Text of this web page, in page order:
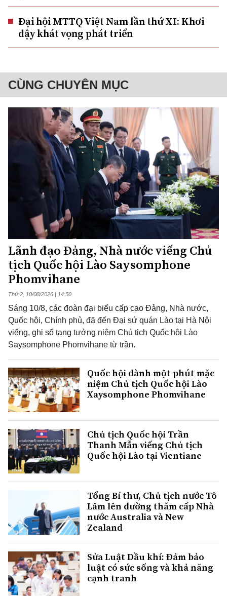
Đại hội MTTQ Việt Nam lần thứ XI: Khơi
dậy khát vọng phát triển
CÙNG CHUYÊN MỤC
Lãnh đạo Đảng, Nhà nước viếng Chủ
tịch Quốc hội Lào Saysomphone
Phomvihane
Thứ 2, 10/08/2026 | 14:50
Sáng 10/8, các đoàn đại biểu cấp cao Đảng, Nhà nước,
Quốc hội, Chính phủ, đã đến Đại sứ quán Lào tại Hà Nội
viếng, ghi sổ tang tưởng niệm Chủ tịch Quốc hội Lào
Saysomphone Phomvihane từ trần.
Quốc hội dành một phút mặc
niệm Chủ tịch Quốc hội Lào
Xaysomphone Phomvihane
Chủ tịch Quốc hội Trần
Thanh Mẫn viếng Chủ tịch
Quốc hội Lào tại Vientiane
Tổng Bí thư, Chủ tịch nước Tô
Lâm lên đường thăm cấp Nhà
nước Australia và New
Zealand
Sửa Luật Dầu khí: Đảm bảo
luật có sức sống và khả năng
cạnh tranh